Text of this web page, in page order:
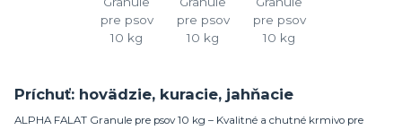
Príchuť: hovädzie, kuracie, jahňacie
ALPHA FALAT Granule pre psov 10 kg – Kvalitné a chutné krmivo pre